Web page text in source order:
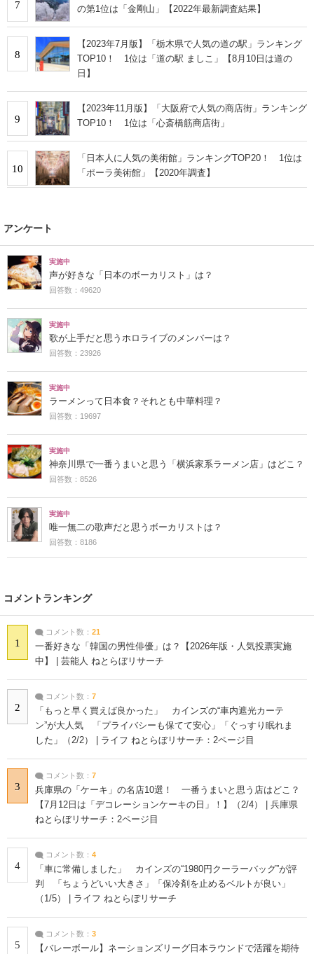
7 の第1位は「金剛山」【2022年最新調査結果】
8
【2023年7月版】「栃木県で人気の道の駅」ランキング
TOP10！ 1位は「道の駅 ましこ」【8月10日は道の
日】
9
【2023年11月版】「大阪府で人気の商店街」ランキング
TOP10！ 1位は「心斎橋筋商店街」
10
「日本人に人気の美術館」ランキングTOP20！ 1位は
「ポーラ美術館」【2020年調査】
アンケート
実施中
声が好きな「日本のボーカリスト」は？
回答数：49620
実施中
歌が上手だと思うホロライブのメンバーは？
回答数：23926
実施中
ラーメンって日本食？それとも中華料理？
回答数：19697
実施中
神奈川県で一番うまいと思う「横浜家系ラーメン店」はどこ？
回答数：8526
実施中
唯一無二の歌声だと思うボーカリストは？
回答数：8186
コメントランキング
1
コメント数： 21
一番好きな「韓国の男性俳優」は？【2026年版・人気投票実施
中】 | 芸能人 ねとらぼリサーチ
2
コメント数： 7
「もっと早く買えば良かった」 カインズの“車内遮光カーテ
ン”が大人気 「プライバシーも保てて安心」「ぐっすり眠れま
した」（2/2） | ライフ ねとらぼリサーチ：2ページ目
3
コメント数： 7
兵庫県の「ケーキ」の名店10選！ 一番うまいと思う店はどこ？
【7月12日は「デコレーションケーキの日」！】（2/4） | 兵庫県
ねとらぼリサーチ：2ページ目
4
コメント数： 4
「車に常備しました」 カインズの“1980円クーラーバッグ”が評
判 「ちょうどいい大きさ」「保冷剤を止めるベルトが良い」
（1/5） | ライフ ねとらぼリサーチ
5
コメント数： 3
【バレーボール】ネーションズリーグ日本ラウンドで活躍を期待